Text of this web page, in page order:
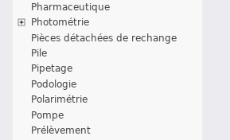
Pharmaceutique
Photométrie
Pièces détachées de rechange
Pile
Pipetage
Podologie
Polarimétrie
Pompe
Prélèvement